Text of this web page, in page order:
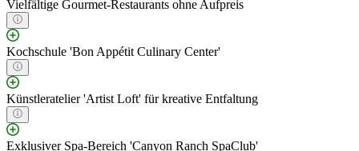
Vielfältige Gourmet-Restaurants ohne Aufpreis
Kochschule 'Bon Appétit Culinary Center'
Künstleratelier 'Artist Loft' für kreative Entfaltung
Exklusiver Spa-Bereich 'Canyon Ranch SpaClub'